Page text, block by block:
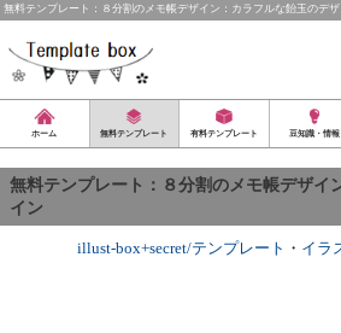
無料テンプレート：８分割のメモ帳デザイン：カラフルな飴玉のデザ
ホーム 無料テンプレート 有料テンプレート 豆知識・情報
無料テンプレート：８分割のメモ帳デザイ
イン
illust-box+secret/テンプレート ・ イラ